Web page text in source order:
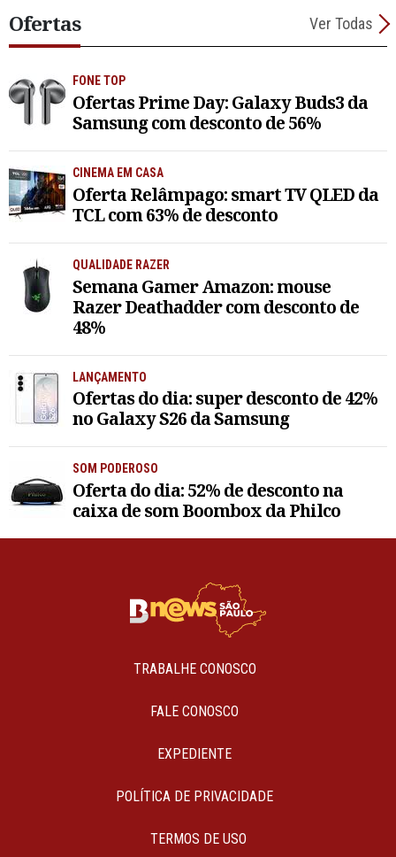
Ofertas Ver Todas
FONE TOP
Ofertas Prime Day: Galaxy Buds3 da
Samsung com desconto de 56%
CINEMA EM CASA
Oferta Relâmpago: smart TV QLED da
TCL com 63% de desconto
QUALIDADE RAZER
Semana Gamer Amazon: mouse
Razer Deathadder com desconto de
48%
LANÇAMENTO
Ofertas do dia: super desconto de 42%
no Galaxy S26 da Samsung
SOM PODEROSO
Oferta do dia: 52% de desconto na
caixa de som Boombox da Philco
TRABALHE CONOSCO
FALE CONOSCO
EXPEDIENTE
POLÍTICA DE PRIVACIDADE
TERMOS DE USO